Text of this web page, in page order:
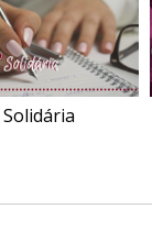
Solidária